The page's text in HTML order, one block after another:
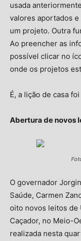
usada
valores aportados
um projeto. Outra
Ao preencher as
possível clicar no
onde os projetos
É, a lição de casa
Abertura de novos
O governador
Saúde, Carmen
oito novos leitos de
Caçador, no Meio-
realizada nesta